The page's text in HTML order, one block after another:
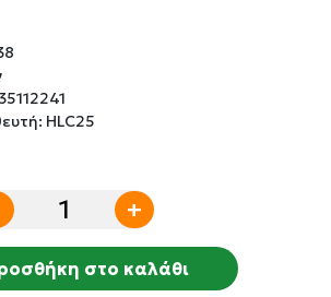
HLC25
+
στο καλάθι